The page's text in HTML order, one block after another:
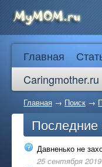
Главная
Caringmother.ru
Главная → Поиск →
Последние
Давненько не
25 сентября 2019